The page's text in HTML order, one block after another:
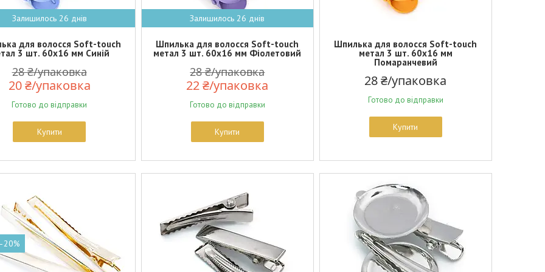
Залишилось 26 днів
для волосся Soft-touch
3 шт. 60х16 мм Синій
28 ₴/упаковка
20 ₴/упаковка
Готово до відправки
Купити
Залишилось 26 днів
Шпилька для волосся Soft-touch
метал 3 шт. 60х16 мм Фіолетовий
28 ₴/упаковка
22 ₴/упаковка
Готово до відправки
Купити
Шпилька для волосся Soft-touch
метал 3 шт. 60х16 мм
Помаранчевий
28 ₴/упаковка
Готово до відправки
Купити